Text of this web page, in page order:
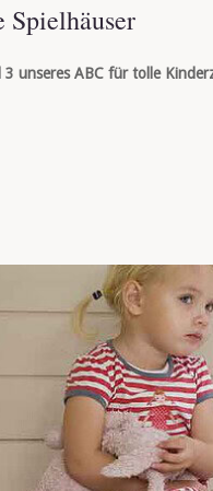
Spielhäuser
3 unseres ABC für tolle